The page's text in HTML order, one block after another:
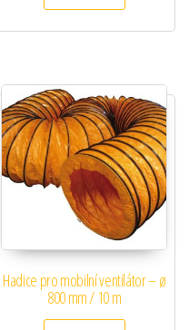
Hadice pro mobilní ventilátor – ø
800 mm / 10 m